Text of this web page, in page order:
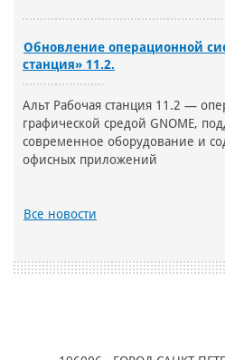
Обновление операционной
станция» 11.2.
Альт Рабочая станция 11.2 —
графической средой GNOME,
современное оборудование и
офисных приложений
Все новости